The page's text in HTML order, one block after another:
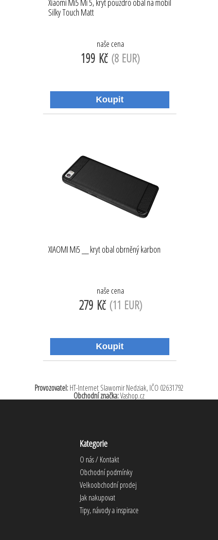
Xiaomi Mi5 Mi 5, kryt pouzdro obal na mobil
Silky Touch Matt
naše cena
199 Kč (8 EUR)
XIAOMI Mi5 __ kryt obal obrněný karbon
naše cena
279 Kč (11 EUR)
Provozovatel:HT-Internet Slawomir Nedziak, IČO 02631792
Obchodní značka:Vashop.cz
Kategorie
O nás / Kontakt
Obchodní podmínky
Velkoobchodní prodej
Jak nakupovat
Tipy, návody a inspirace